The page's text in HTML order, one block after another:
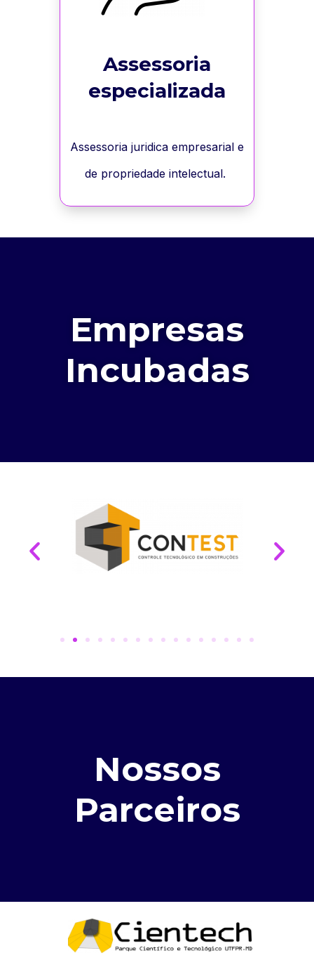
Assessoria
especializada
Assessoria juridica empresarial e
de propriedade intelectual.
Empresas
Incubadas
Nossos
Parceiros